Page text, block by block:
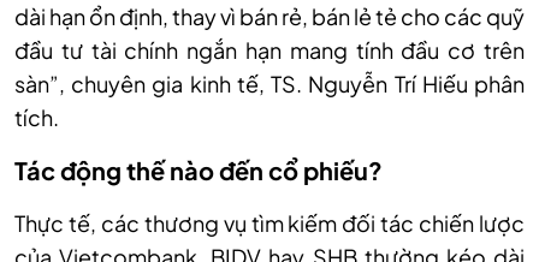
dài hạn ổn định, thay vì bán rẻ, bán lẻ tẻ cho các quỹ
đầu tư tài chính ngắn hạn mang tính đầu cơ trên
sàn”, chuyên gia kinh tế, TS. Nguyễn Trí Hiếu phân
tích.
Tác động thế nào đến cổ phiếu?
Thực tế, các thương vụ tìm kiếm đối tác chiến lược